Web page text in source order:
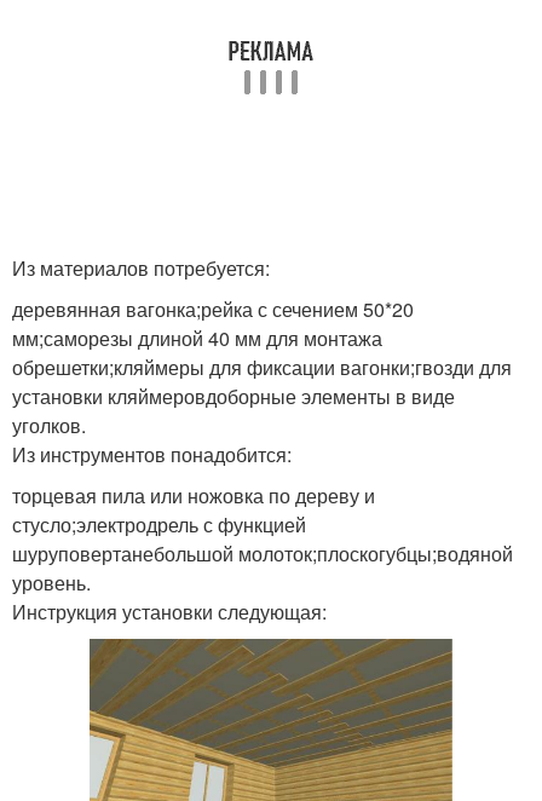
Из материалов потребуется:
деревянная вагонка;рейка с сечением 50*20
мм;саморезы длиной 40 мм для монтажа
обрешетки;кляймеры для фиксации вагонки;гвозди для
установки кляймеровдоборные элементы в виде
уголков.
Из инструментов понадобится:
торцевая пила или ножовка по дереву и
стусло;электродрель с функцией
шуруповертанебольшой молоток;плоскогубцы;водяной
уровень.
Инструкция установки следующая: